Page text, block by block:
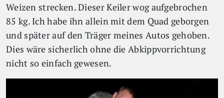
Weizen strecken. Dieser Keiler wog aufgebrochen
85 kg. Ich habe ihn allein mit dem Quad geborgen
und später auf den Träger meines Autos gehoben.
Dies wäre sicherlich ohne die Abkippvorrichtung
nicht so einfach gewesen.